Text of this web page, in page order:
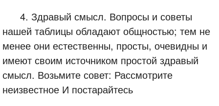
4. Здравый смысл. Вопросы и советы
нашей таблицы обладают общностью; тем не
менее они естественны, просты, очевидны и
имеют своим источником простой здравый
смысл. Возьмите совет: Рассмотрите
неизвестное И постарайтесь